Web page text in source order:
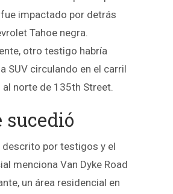
impactado por detrás
Tahoe negra.
otro testigo habría
SUV circulando en el carril
al norte de 135th Street.
sucedió
descrito por testigos y el
menciona Van Dyke Road
un área residencial en